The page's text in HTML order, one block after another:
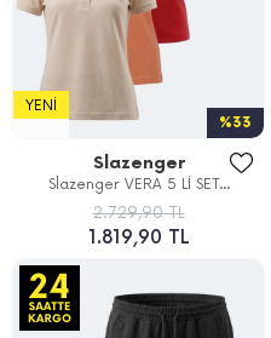
%33
YENI
Slazenger
Slazenger VERA 5 Lİ SET...
2.729,90 TL
1.819,90 TL